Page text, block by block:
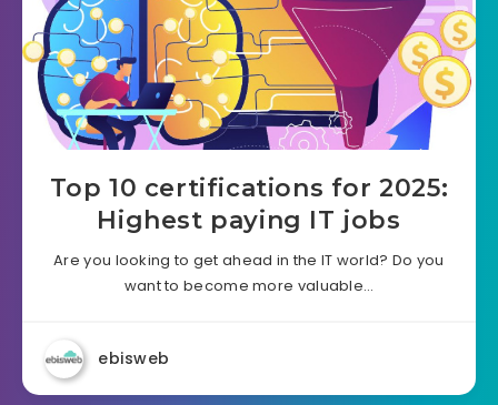
Top 10 certifications for 2025:
Highest paying IT jobs
Are you looking to get ahead in the IT world? Do you
want to become more valuable…
ebisweb